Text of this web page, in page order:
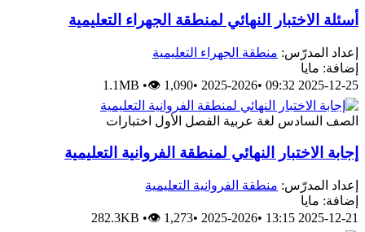
أسئلة الاختبار النهائي لمنطقة الجهراء التعليمية
إعداد المدرّس: منطقة الجهراء التعليمية
إضافة: مايا
2025-12-25 09:32
•
2025-2026
•
1.1MB •👁 1,090
الصف السادس لغة عربية الفصل الأول اختبارات
إجابة الاختبار النهائي لمنطقة الفروانية التعليمية
إعداد المدرّس: منطقة الفروانية التعليمية
إضافة: مايا
2025-12-21 13:15
•
2025-2026
•
282.3KB •👁 1,273